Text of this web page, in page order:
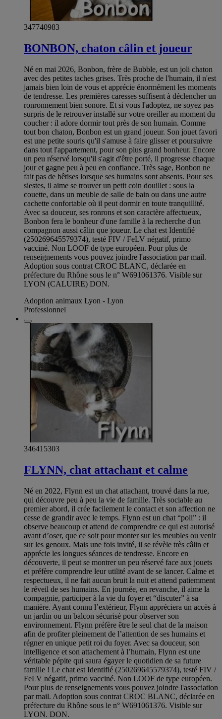
347740983
BONBON, chaton câlin et joueur
Né en mai 2026, Bonbon, frère de Bubble, est un joli chaton
avec des petites taches grises. Très proche de l'humain, il n'est
jamais bien loin de vous et apprécie énormément les moments
de tendresse. Les premières caresses suffisent à déclencher un
ronronnement bien sonore. Et si vous l'adoptez, ne soyez pas
surpris de le retrouver installé sur votre oreiller au moment du
coucher : il adore dormir tout près de son humain. Comme
tout bon chaton, Bonbon est un grand joueur. Son jouet favori
est une petite souris qu'il s'amuse à faire glisser et poursuivre
dans tout l'appartement, pour son plus grand bonheur. Encore
un peu réservé lorsqu'il s'agit d'être porté, il progresse chaque
jour et gagne peu à peu en confiance. Très sage, Bonbon ne
fait pas de bêtises lorsque ses humains sont absents. Pour ses
siestes, il aime se trouver un petit coin douillet : sous la
couette, dans un meuble de salle de bain ou dans une autre
cachette confortable où il peut dormir en toute tranquillité.
Avec sa douceur, ses ronrons et son caractère affectueux,
Bonbon fera le bonheur d'une famille à la recherche d'un
compagnon aussi câlin que joueur. Le chat est Identifié
(250269645579374), testé FIV / FeLV négatif, primo
vacciné. Non LOOF de type européen. Pour plus de
renseignements vous pouvez joindre l'association par mail.
Adoption sous contrat CROC BLANC, déclarée en
préfecture du Rhône sous le n° W691061376. Visible sur
LYON (CALUIRE) DON.
Adoption animaux Lyon - Lyon
Professionnel
346415303
FLYNN, chat attachant et calme
Né en 2022, Flynn est un chat attachant, trouvé dans la rue,
qui découvre peu à peu la vie de famille. Très sociable au
premier abord, il crée facilement le contact et son affection ne
cesse de grandir avec le temps. Flynn est un chat “poli” : il
observe beaucoup et attend de comprendre ce qui est autorisé
avant d’oser, que ce soit pour monter sur les meubles ou venir
sur les genoux. Mais une fois invité, il se révèle très câlin et
apprécie les longues séances de tendresse. Encore en
découverte, il peut se montrer un peu réservé face aux jouets
et préfère comprendre leur utilité avant de se lancer. Calme et
respectueux, il ne fait aucun bruit la nuit et attend patiemment
le réveil de ses humains. En journée, en revanche, il aime la
compagnie, participer à la vie du foyer et “discuter” à sa
manière. Ayant connu l’extérieur, Flynn appréciera un accès à
un jardin ou un balcon sécurisé pour observer son
environnement. Flynn préfère être le seul chat de la maison
afin de profiter pleinement de l’attention de ses humains et
régner en unique petit roi du foyer. Avec sa douceur, son
intelligence et son attachement à l’humain, Flynn est une
véritable pépite qui saura égayer le quotidien de sa future
famille ! Le chat est Identifié (250269645579374), testé FIV /
FeLV négatif, primo vacciné. Non LOOF de type européen.
Pour plus de renseignements vous pouvez joindre l'association
par mail. Adoption sous contrat CROC BLANC, déclarée en
préfecture du Rhône sous le n° W691061376. Visible sur
LYON. DON.